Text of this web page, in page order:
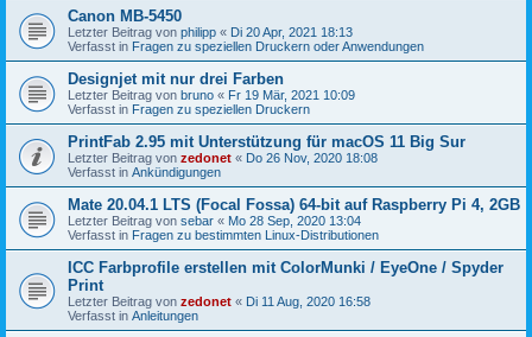
Canon MB-5450
Letzter Beitrag von philipp « Di 20 Apr, 2021 18:13
Verfasst in Fragen zu speziellen Druckern oder Anwendungen
Designjet mit nur drei Farben
Letzter Beitrag von bruno « Fr 19 Mär, 2021 10:09
Verfasst in Fragen zu speziellen Druckern
PrintFab 2.95 mit Unterstützung für macOS 11 Big Sur
Letzter Beitrag von zedonet « Do 26 Nov, 2020 18:08
Verfasst in Ankündigungen
Mate 20.04.1 LTS (Focal Fossa) 64-bit auf Raspberry Pi 4, 2GB
Letzter Beitrag von sebar « Mo 28 Sep, 2020 13:04
Verfasst in Fragen zu bestimmten Linux-Distributionen
ICC Farbprofile erstellen mit ColorMunki / EyeOne / Spyder
Print
Letzter Beitrag von zedonet « Di 11 Aug, 2020 16:58
Verfasst in Anleitungen